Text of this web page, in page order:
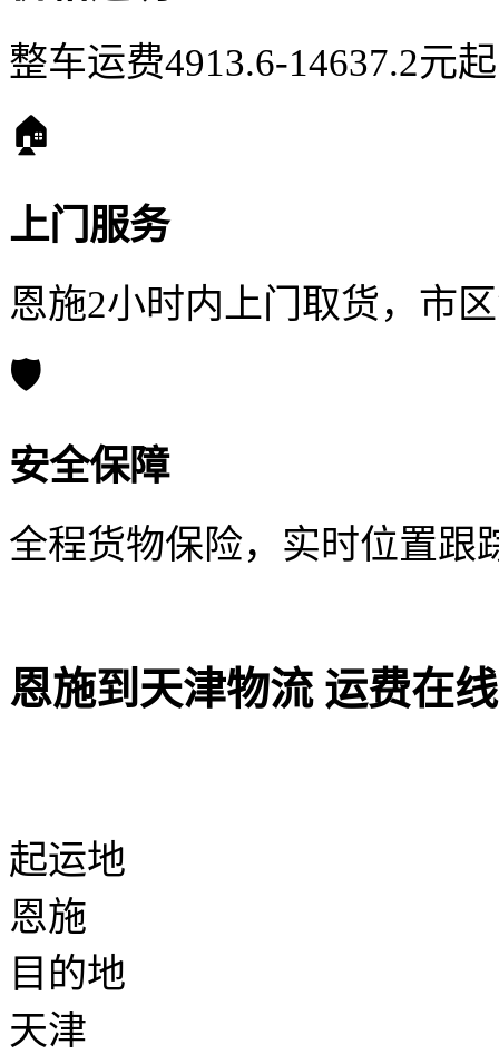
整车运费4913.6-14637.2元
🏠
上门服务
恩施2小时内上门取货，市
🛡️
安全保障
全程货物保险，实时位置跟
恩施到天津物流 运费在
起运地
恩施
目的地
天津